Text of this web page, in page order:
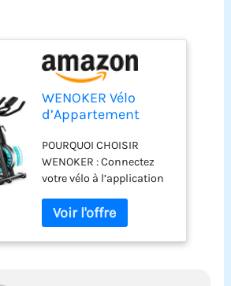
WENOKER Vélo
d’Appartement
Vélo d’Intérieur
Silencieux 160 kg
Blau
POURQUOI CHOISIR
WENOKER : Connectez
votre vélo à l’application
et rendre chaque séance
plus motivante. Le
support tablette intégré